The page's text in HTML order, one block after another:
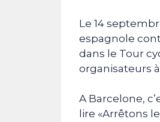
Le 14
espagnole
dans le Tour
organisateurs
A Barcelone,
lire «Arrêtons